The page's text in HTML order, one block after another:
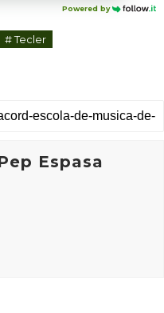
Powered by
# Tecler
Espasa